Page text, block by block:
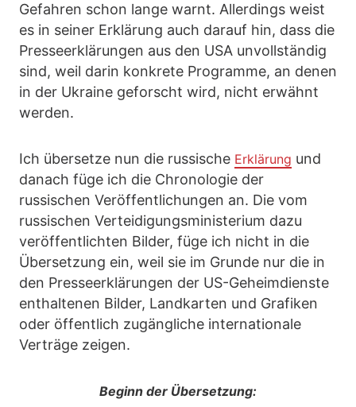
Gefahren schon lange warnt. Allerdings weist
es in seiner Erklärung auch darauf hin, dass die
Presseerklärungen aus den USA unvollständig
sind, weil darin konkrete Programme, an denen
in der Ukraine geforscht wird, nicht erwähnt
werden.
Ich übersetze nun die russische Erklärung und
danach füge ich die Chronologie der
russischen Veröffentlichungen an. Die vom
russischen Verteidigungsministerium dazu
veröffentlichten Bilder, füge ich nicht in die
Übersetzung ein, weil sie im Grunde nur die in
den Presseerklärungen der US-Geheimdienste
enthaltenen Bilder, Landkarten und Grafiken
oder öffentlich zugängliche internationale
Verträge zeigen.
Beginn der Übersetzung: